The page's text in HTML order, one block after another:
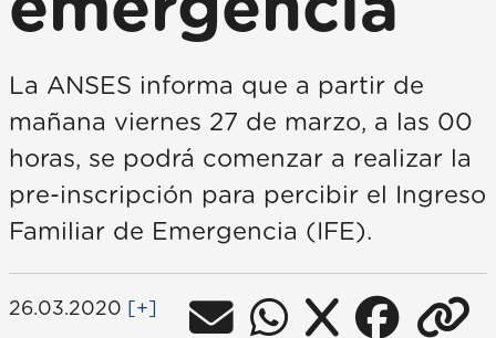
La ANSES informa que a partir de
mañana viernes 27 de marzo, a las 00
horas, se podrá comenzar a realizar la
pre-inscripción para percibir el Ingreso
Familiar de Emergencia (IFE).
26.03.2020 [+]